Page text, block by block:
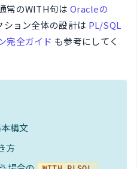
常のWITH句は Oracleの
ション全体の設計は PL/SQL
完全ガイド も参考にしてく
構文
方